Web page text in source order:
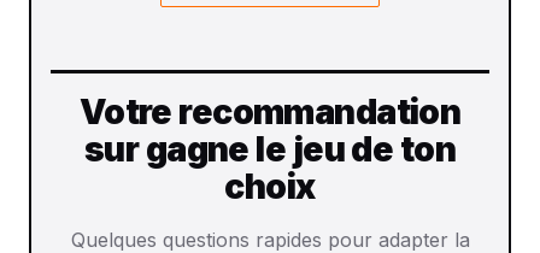
Votre recommandation
sur gagne le jeu de ton
choix
Quelques questions rapides pour adapter la